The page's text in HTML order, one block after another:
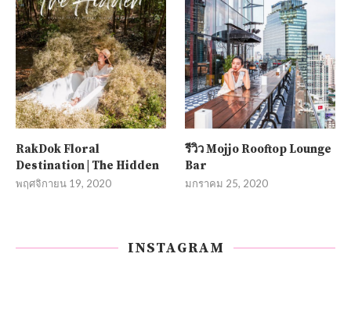
RakDok Floral
Destination | The Hidden
พฤศจิกายน 19, 2020
รีวิว Mojjo Rooftop Lounge
Bar
มกราคม 25, 2020
INSTAGRAM